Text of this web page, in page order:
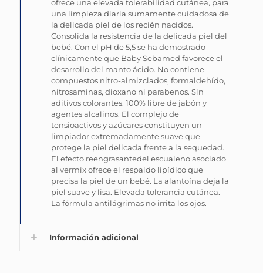
ofrece una elevada tolerabilidad cutánea, para
una limpieza diaria sumamente cuidadosa de
la delicada piel de los recién nacidos.
Consolida la resistencia de la delicada piel del
bebé. Con el pH de 5,5 se ha demostrado
clínicamente que Baby Sebamed favorece el
desarrollo del manto ácido. No contiene
compuestos nitro-almizclados, formaldehído,
nitrosaminas, dioxano ni parabenos. Sin
aditivos colorantes. 100% libre de jabón y
agentes alcalinos. El complejo de
tensioactivos y azúcares constituyen un
limpiador extremadamente suave que
protege la piel delicada frente a la sequedad.
El efecto reengrasantedel escualeno asociado
al vermix ofrece el respaldo lipídico que
precisa la piel de un bebé. La alantoína deja la
piel suave y lisa. Elevada tolerancia cutánea.
La fórmula antilágrimas no irrita los ojos.
Información adicional